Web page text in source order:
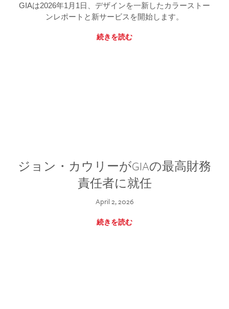
GIAは2026年1月1日、デザインを一新したカラーストー
ンレポートと新サービスを開始します。
続きを読む
ジョン・カウリーがGIAの最高財務
責任者に就任
April 2, 2026
続きを読む